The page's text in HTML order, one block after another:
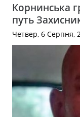
Корнинська
путь
Четвер, 6 Серпня,